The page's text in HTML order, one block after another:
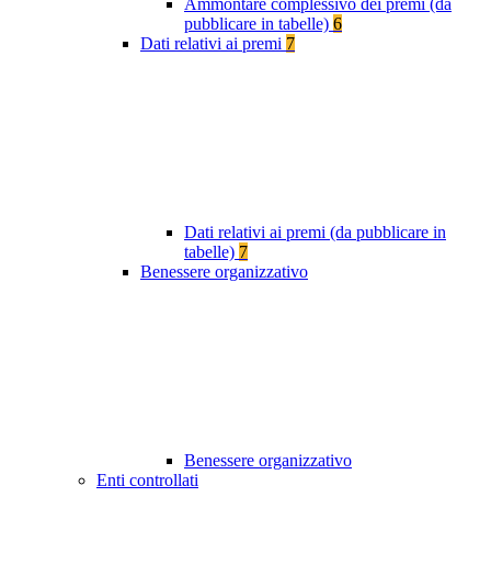
Ammontare complessivo dei premi (da
pubblicare in tabelle) 6
Dati relativi ai premi 7
Dati relativi ai premi (da pubblicare in
tabelle) 7
Benessere organizzativo
Benessere organizzativo
Enti controllati